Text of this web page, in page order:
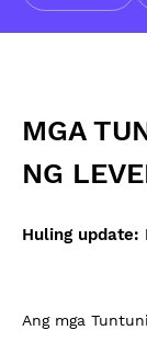
MGA
NG
Huling update:
Ang mga